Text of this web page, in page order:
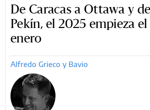
De Caracas a Ottawa y
Pekín, el 2025 empieza
enero
Alfredo Grieco y Bavio